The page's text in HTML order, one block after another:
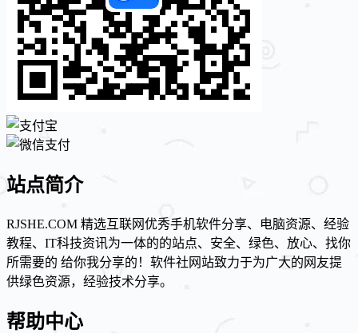
站点简介
RJSHE.COM 精选互联网优秀手机软件分享、电脑资源、经验
教程、IT科技资讯为一体的的站点、安全、绿色、放心、找你
所需要的 给你我分享的！软件社网站致力于为广大的网友提
供绿色资源，经验技术分享。
帮助中心